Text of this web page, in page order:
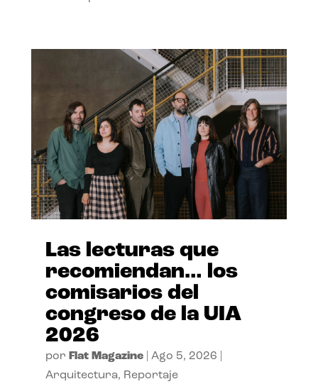
Las lecturas que
recomiendan… los
comisarios del
congreso de la UIA
2026
por Flat Magazine| Ago 5, 2026
Arquitectura, Reportaje